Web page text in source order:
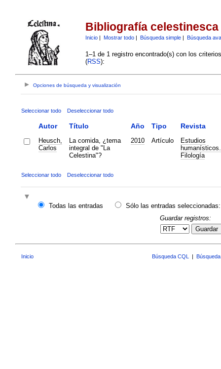
Bibliografía celestinesca
Inicio| Mostrar todo| Búsqueda simple| Búsqueda
1–1 de 1 registro encontrado(s) con los
(RSS):
Opciones de búsqueda y visualización
Seleccionar todo Deseleccionar todo
Autor Título Año Tipo Revista
Heusch,
Carlos
La comida, ¿tema
integral de "La
Celestina"?
2010 Artículo
Estudios
humanísticos.
Filología
Seleccionar todo Deseleccionar todo
Todas las entradas
Sólo las entradas seleccionadas:
Guardar registros:
Guardar
Inicio Búsqueda CQL